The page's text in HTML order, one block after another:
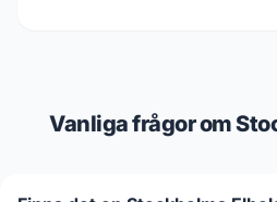
Vanliga frågor om